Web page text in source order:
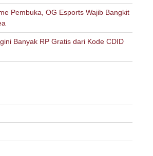
Pembuka, OG Esports Wajib Bangkit
Banyak RP Gratis dari Kode CDID